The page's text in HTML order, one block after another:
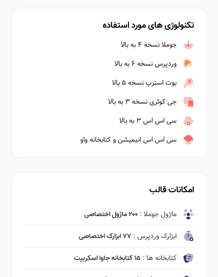
تکنولوژی های مورد استفاده
جوملا نسخه ۴ به بالا
وردپرس نسخه ۶ به بالا
بوت استرپ نسخه ۵ بالا
جی کوئری نسخه ۳ به بالا
سی اس اس ۳ به بالا
سی اس اس انیمیشن و کتابخانه واو
امکانات قالب
ماژول جوملا : ۲۰۰ ماژول اختصاصی
ابزارک وردپرس : ۷۷ ابزارک اختصاصی
کتابخانه ها : ۱۵ کتابخانه جاوا اسکریپت